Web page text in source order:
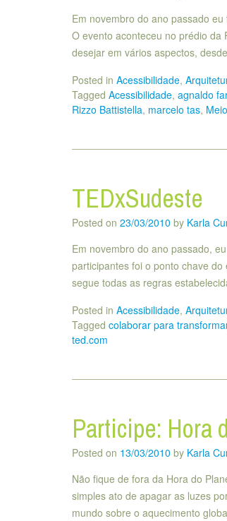
Em novembro do ano passado
O evento aconteceu no prédio da
desejar em vários aspectos,
Posted in Acessibilidade,
Tagged Acessibilidade, agnaldo
Rizzo Battistella, marcelo tas,
TEDxSudeste
Posted on 23/03/2010 by Karla
Em novembro do ano passado,
participantes foi o ponto chave
segue todas as regras
Posted in Acessibilidade,
Tagged colaborar para
ted.com
Participe: Hora
Posted on 13/03/2010 by Karla
Não fique de fora da Hora do
simples ato de apagar as luzes
mundo sobre o aquecimento